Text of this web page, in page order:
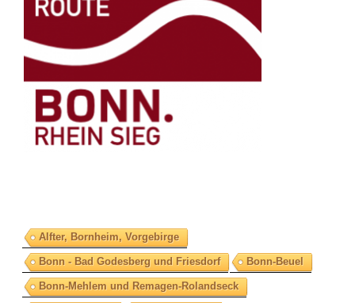
Alfter, Bornheim, Vorgebirge
Bonn - Bad Godesberg und Friesdorf Bonn-Beuel
Bonn-Mehlem und Remagen-Rolandseck